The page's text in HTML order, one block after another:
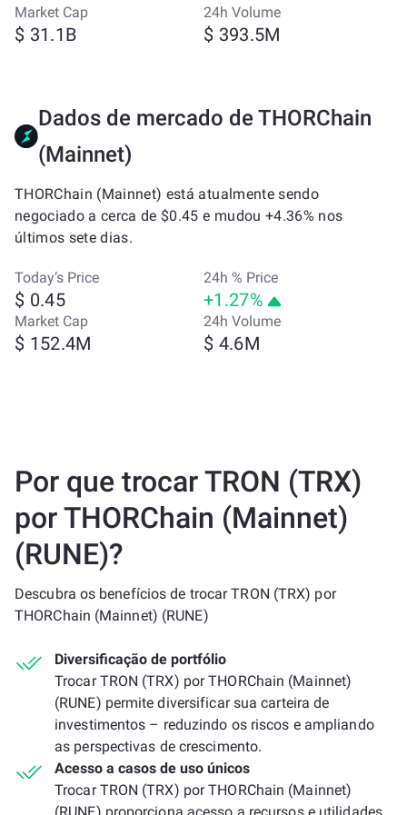
Market Cap
$ 31.1B
24h Volume
$ 393.5M
Dados de mercado de THORChain
(Mainnet)
THORChain (Mainnet) está atualmente sendo
negociado a cerca de $0.45 e mudou +4.36% nos
últimos sete dias.
Today’s Price
$ 0.45
24h % Price
+1.27%
Market Cap
$ 152.4M
24h Volume
$ 4.6M
Por que trocar TRON (TRX)
por THORChain (Mainnet)
(RUNE)?
Descubra os benefícios de trocar TRON (TRX) por
THORChain (Mainnet) (RUNE)
Diversificação de portfólio
Trocar TRON (TRX) por THORChain (Mainnet)
(RUNE) permite diversificar sua carteira de
investimentos – reduzindo os riscos e ampliando
as perspectivas de crescimento.
Acesso a casos de uso únicos
Trocar TRON (TRX) por THORChain (Mainnet)